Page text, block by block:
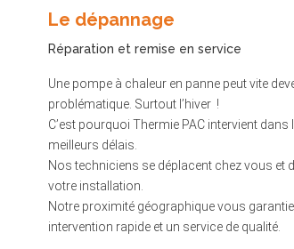
Le dépannage
Réparation et remise en service
Une pompe à chaleur en panne peut vite
problématique. Surtout l’hiver !
C’est pourquoi Thermie PAC intervient dans
meilleurs délais.
Nos techniciens se déplacent chez vous et
votre installation.
Notre proximité géographique vous
intervention rapide et un service de qualité.